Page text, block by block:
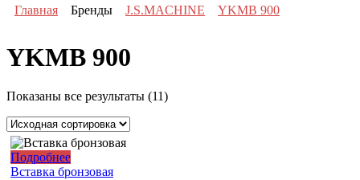
Главная
Бренды J.S.MACHINE YKMB 900
YKMB 900
Показаны все результаты (11)
Подробнее
Вставка бронзовая